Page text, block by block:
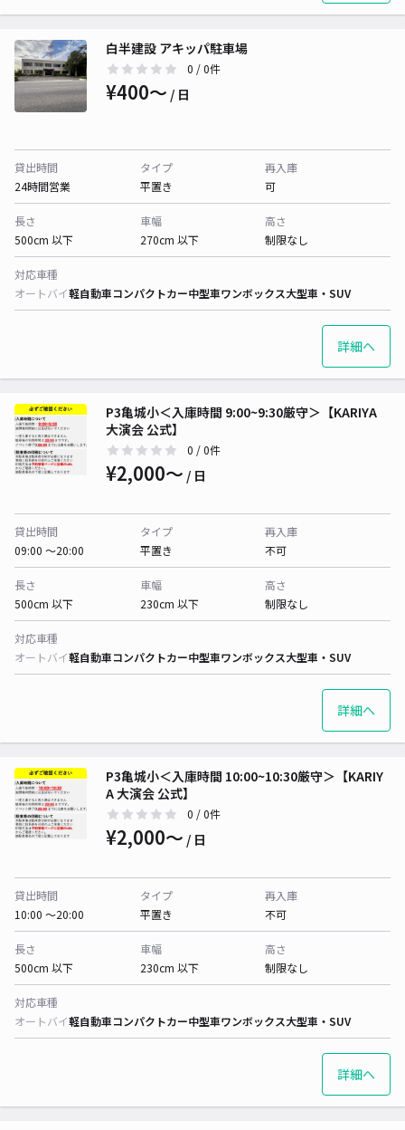
白半建設 アキッパ駐車場
0 / 0件
¥400〜 / 日
貸出時間
24時間営業
タイプ
平置き
再入庫
可
長さ
500cm 以下
車幅
270cm 以下
高さ
制限なし
対応車種
オートバイ軽自動車コンパクトカー中型車ワンボックス大型車・SUV
詳細へ
P3亀城小＜入庫時間 9:00~9:30厳守＞【KARIYA
大演会 公式】
0 / 0件
¥2,000〜 / 日
貸出時間
09:00 〜20:00
タイプ
平置き
再入庫
不可
長さ
500cm 以下
車幅
230cm 以下
高さ
制限なし
対応車種
オートバイ軽自動車コンパクトカー中型車ワンボックス大型車・SUV
詳細へ
P3亀城小＜入庫時間 10:00~10:30厳守＞【KARIY
A 大演会 公式】
0 / 0件
¥2,000〜 / 日
貸出時間
10:00 〜20:00
タイプ
平置き
再入庫
不可
長さ
500cm 以下
車幅
230cm 以下
高さ
制限なし
対応車種
オートバイ軽自動車コンパクトカー中型車ワンボックス大型車・SUV
詳細へ